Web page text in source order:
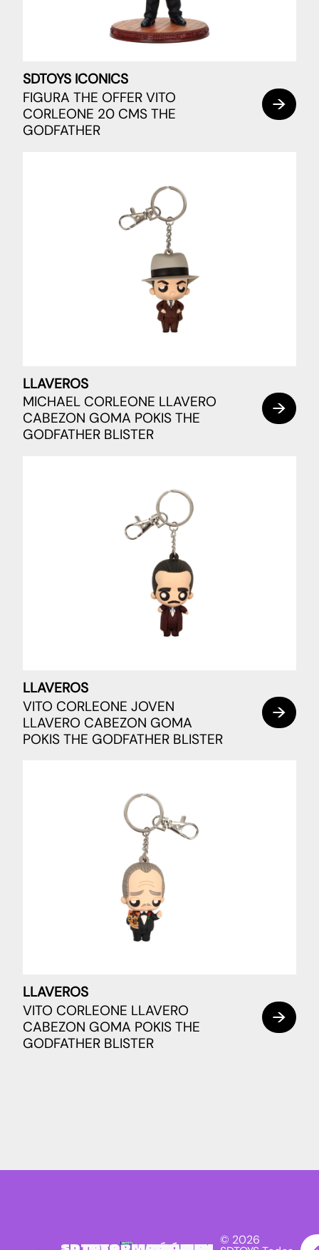
SDTOYS ICONICS
FIGURA THE OFFER VITO
CORLEONE 20 CMS THE
GODFATHER
LLAVEROS
MICHAEL CORLEONE LLAVERO
CABEZON GOMA POKIS THE
GODFATHER BLISTER
LLAVEROS
VITO CORLEONE JOVEN
LLAVERO CABEZON GOMA
POKIS THE GODFATHER BLISTER
LLAVEROS
VITO CORLEONE LLAVERO
CABEZON GOMA POKIS THE
GODFATHER BLISTER
SDTOYS
INFORMACIÓN
SÍGUENOS
NEWSLETTER
© 2026